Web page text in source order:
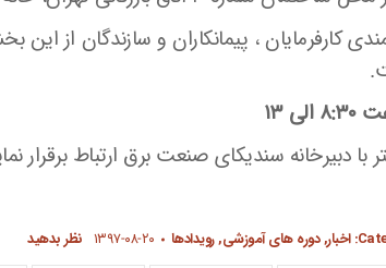
کارفرمایان ، پیمانکاران و سازندگان از این
دبیرخانه سندیکای صنعت برق ارتباط برقرار
اخبار,دوره های آموزشی,رویدادها ۱۳۹۷-۰۸-۲۰ نظر بدهید